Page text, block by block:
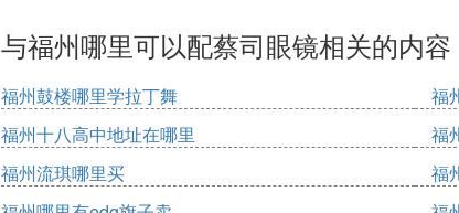
医院本着“以医疗质量为生命，尽心、汪模庆尽责、
热情、关爱”的理念，实现自身的追求、责任和使
的眼科诊断和治疗设备，构成强有力的硬件技术保
超乳仪、Intralase飞秒激光仪、Visx-S4等4台准分
veScan波前像差仪2台、德国蔡司OCT三代和四代
UBM、罗兰电生理、蔡司IOL-Master、蔡司全自动
光、欧堡全景200激光眼底检查仪、蔡司/莱卡手术
与福州哪里可以配蔡司眼镜相关的内容
福州鼓楼哪里学拉丁舞
福
福州十八高中地址在哪里
福
福州流琪哪里买
福